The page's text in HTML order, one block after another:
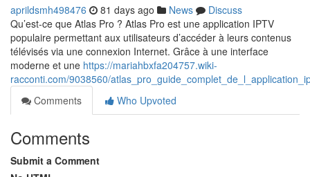
aprildsmh498476 81 days ago News
Discuss
Qu’est-ce que Atlas Pro ? Atlas Pro est une application IPTV
populaire permettant aux utilisateurs d’accéder à leurs contenus
télévisés via une connexion Internet. Grâce à une interface
moderne et une https://mariahbxfa204757.wiki-
racconti.com/9038560/
Comments
Who Upvoted
Comments
Submit a Comment